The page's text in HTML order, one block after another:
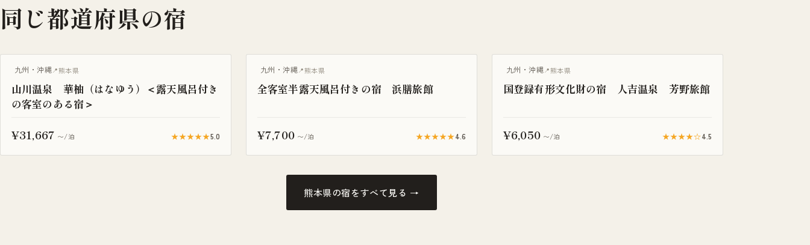
同じ都道府県の宿
露天風呂付き客室
九州・沖縄 熊本県
山川温泉 華柚（はなゆう）＜露天風呂付き
の客室のある宿＞
¥31,667 〜/泊 ★★★★★5.0
温泉旅館
九州・沖縄 熊本県
全客室半露天風呂付きの宿 浜膳旅館
¥7,700 〜/泊 ★★★★★4.6
温泉旅館
九州・沖縄 熊本県
国登録有形文化財の宿 人吉温泉 芳野旅館
¥6,050 〜/泊 ★★★★☆4.5
熊本県の宿をすべて見る →